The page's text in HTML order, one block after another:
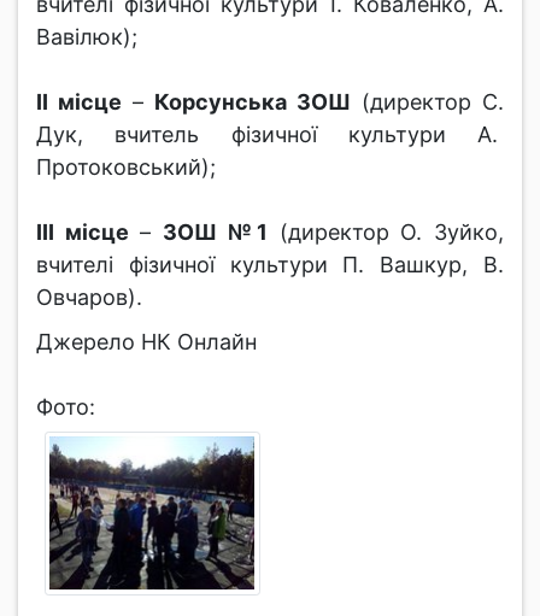
Вавілюк);
ІІ місце – Корсунська ЗОШ (директор С.
Дук, вчитель фізичної культури А.
Протоковський);
ІІІ місце – ЗОШ №1
(директор О. Зуйко,
вчителі фізичної культури П. Вашкур, В.
Овчаров).
Джерело НК Онлайн
Фото: